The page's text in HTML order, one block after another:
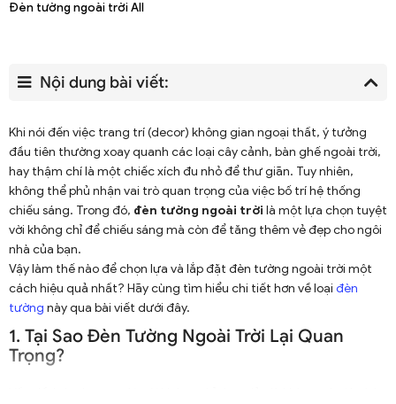
Đèn tường ngoài trời All
Nội dung bài viết:
Khi nói đến việc trang trí (decor) không gian ngoại thất, ý tưởng
đầu tiên thường xoay quanh các loại cây cảnh, bàn ghế ngoài trời,
hay thậm chí là một chiếc xích đu nhỏ để thư giãn. Tuy nhiên,
không thể phủ nhận vai trò quan trọng của việc bố trí hệ thống
chiếu sáng. Trong đó, đèn tường ngoài trời là một lựa chọn tuyệt
vời không chỉ để chiếu sáng mà còn để tăng thêm vẻ đẹp cho ngôi
nhà của bạn.
Vậy làm thế nào để chọn lựa và lắp đặt đèn tường ngoài trời một
cách hiệu quả nhất? Hãy cùng tìm hiểu chi tiết hơn về loại đèn
tường này qua bài viết dưới đây.
1. Tại Sao Đèn Tường Ngoài Trời Lại Quan
Trọng?